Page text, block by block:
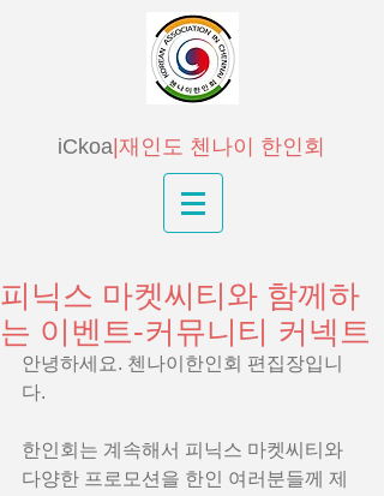
iCkoa |재인도 첸나이 한인회
피닉스 마켓씨티와 함께하
는 이벤트-커뮤니티 커넥트
안녕하세요. 첸나이한인회 편집장입니
다.
한인회는 계속해서 피닉스 마켓씨티와
다양한 프로모션을 한인 여러분들께 제